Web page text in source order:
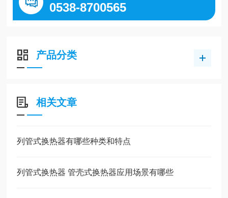
0538-8700565
产品分类
相关文章
列管式换热器有哪些种类和特点
列管式换热器 管壳式换热器应用场景有哪些